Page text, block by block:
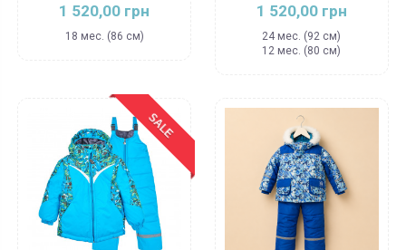
1 520,00 грн
18 мес. (86 см)
1 520,00 грн
24 мес. (92 см)
12 мес. (80 см)
SALE